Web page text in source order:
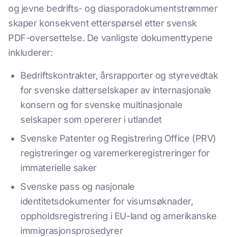
og jevne bedrifts- og diasporadokumentstrømmer
skaper konsekvent etterspørsel etter svensk
PDF-oversettelse. De vanligste dokumenttypene
inkluderer:
Bedriftskontrakter, årsrapporter og styrevedtak
for svenske datterselskaper av internasjonale
konsern og for svenske multinasjonale
selskaper som opererer i utlandet
Svenske Patenter og Registrering Office (PRV)
registreringer og varemerkeregistreringer for
immaterielle saker
Svenske pass og nasjonale
identitetsdokumenter for visumsøknader,
oppholdsregistrering i EU-land og amerikanske
immigrasjonsprosedyrer